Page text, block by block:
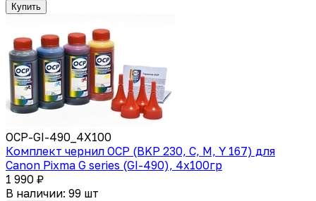
Купить
OCP-GI-490_4X100
Комплект чернил OCP (BKP 230, С, M, Y 167) для
Canon Pixma G series (GI-490), 4x100гр
1 990 ₽
В наличии: 99 шт